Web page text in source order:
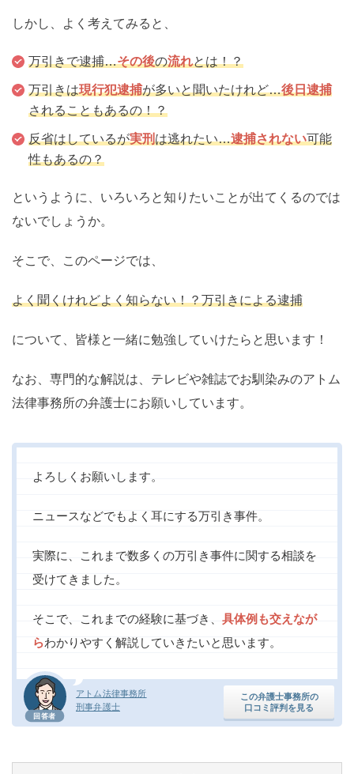
しかし、よく考えてみると、
万引きで逮捕…その後の流れとは！？
万引きは現行犯逮捕が多いと聞いたけれど…後日逮捕
されることもあるの！？
反省はしているが実刑は逃れたい…逮捕されない可能
性もあるの？
というように、いろいろと知りたいことが出てくるのでは
ないでしょうか。
そこで、このページでは、
よく聞くけれどよく知らない！？万引きによる逮捕
について、皆様と一緒に勉強していけたらと思います！
なお、専門的な解説は、テレビや雑誌でお馴染みのアトム
法律事務所の弁護士にお願いしています。
回答者
アトム法律事務所
刑事弁護士
この弁護士事務所の
口コミ評判を見る
よろしくお願いします。
ニュースなどでもよく耳にする万引き事件。
実際に、これまで数多くの万引き事件に関する相談を
受けてきました。
そこで、これまでの経験に基づき、 具体例も交えなが
らわかりやすく解説していきたいと思います。